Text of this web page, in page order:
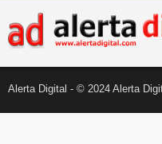
Alerta Digital - © 2024 Alerta